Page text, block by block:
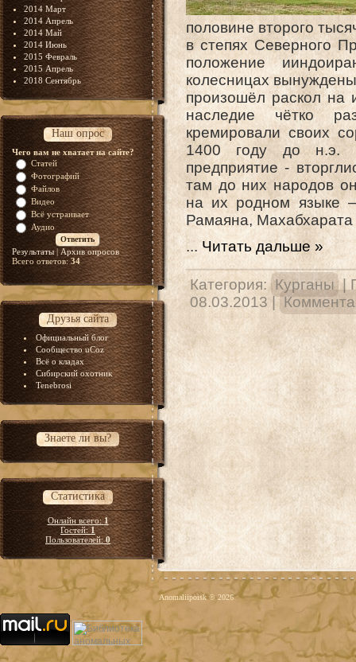
2014 Март
2014 Апрель
2014 Май
2014 Июнь
2015 Февраль
2015 Апрель
2018 Сентябрь
Наш опрос
Чего вам не хватает на сайте?
Статей
Фотографий
Файлов
Видео
Всё устраивает
Аудио
Результаты|Архив опросов
Всего ответов:34
Друзья сайта
Официальный блог
Сообщество uCoz
Всё о кладах
Сибирский охотник
Tenebrosi
Знаете ли вы?
Статистика
Онлайн всего:1
Гостей:1
Пользователей:0
половине второго
в степях Северного
положение
колесницах
произошёл раскол на
наследие чётко
кремировали своих
1400 году до н.э.
предприятие -
там до них народов
на их родном языке
Рамаяна, Махабхарата
...Читать дальше »
Категория: Курганы |
08.03.2013 |
Anomaliipoisk © 2026